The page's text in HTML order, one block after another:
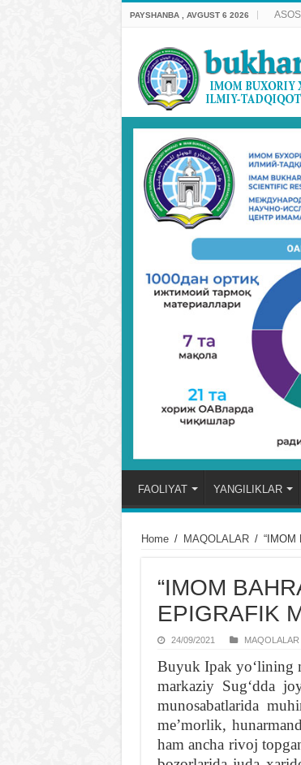
PAYSHANBA , AVGUST 6 2026
FAOLIYAT YANGILIKLAR
Home / MAQOLALAR / “IMOM
“IMOM
EPIGRAFIK
24/09/2021 MAQOLALAR
Buyuk Ipak yoʻlining
markaziy Sugʻdda
munosabatlarida
meʼmorlik,
ham ancha rivoj